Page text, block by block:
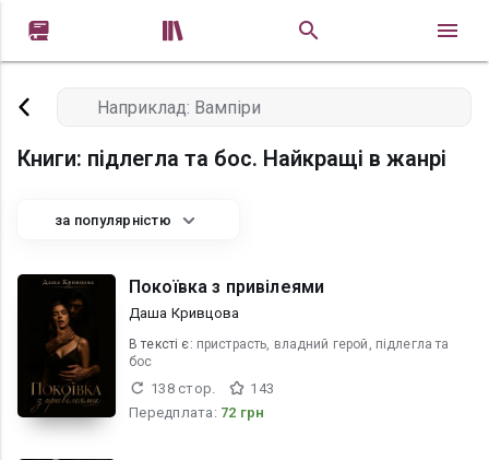
 
Книги: підлегла та бос. Найкращі в жанрі
за популярністю
Покоївка з привілеями
Даша Кривцова
В текcті є: пристрасть, владний герой, підлегла та
бос
138 стор.
143
Передплата: 72 грн